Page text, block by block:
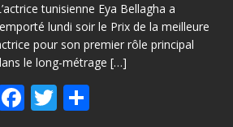
tunisienne Eya Bellagha a
lundi soir le Prix de la meilleure
pour son premier rôle principal
le long-métrage […]
F T P